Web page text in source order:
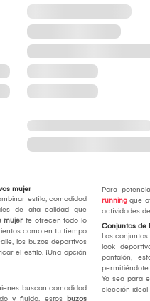
mujer
estilo, comodidad
de alta calidad que
mujer te ofrecen todo lo
como en tu tiempo
los buzos deportivos
el estilo. ¡Una opción
buscan comodidad
y fluido, estos
buzos
Para
runningque
actividades
Conjuntos de
Los
look
pantalón,
Ya sea para
elección ideal